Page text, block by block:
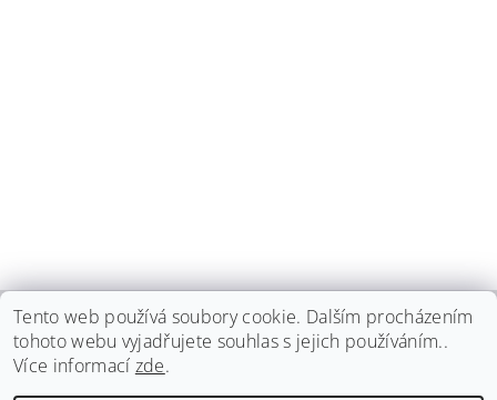
haspadent.cz
Tento web používá soubory cookie. Dalším procházením
tohoto webu vyjadřujete souhlas s jejich používáním..
Více informací zde.